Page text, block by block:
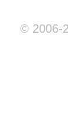
© 2006-